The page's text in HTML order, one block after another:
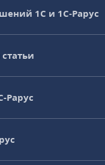
1С и 1С‑Рарус
Рарус